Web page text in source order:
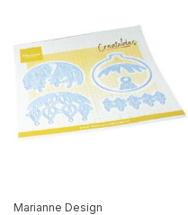
Marianne Design